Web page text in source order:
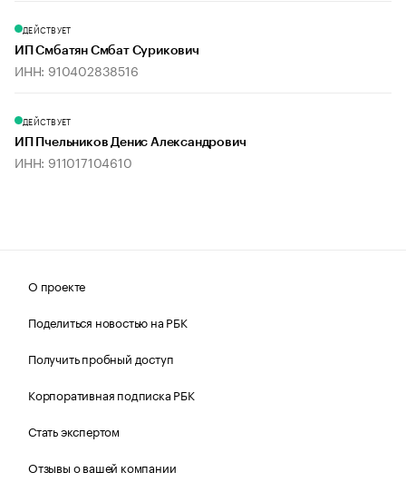
ДЕЙСТВУЕТ
ИП Смбатян Смбат Сурикович
ИНН: 910402838516
ДЕЙСТВУЕТ
ИП Пчельников Денис Александрович
ИНН: 911017104610
О проекте
Поделиться новостью на РБК
Получить пробный доступ
Корпоративная подписка РБК
Стать экспертом
Отзывы о вашей компании